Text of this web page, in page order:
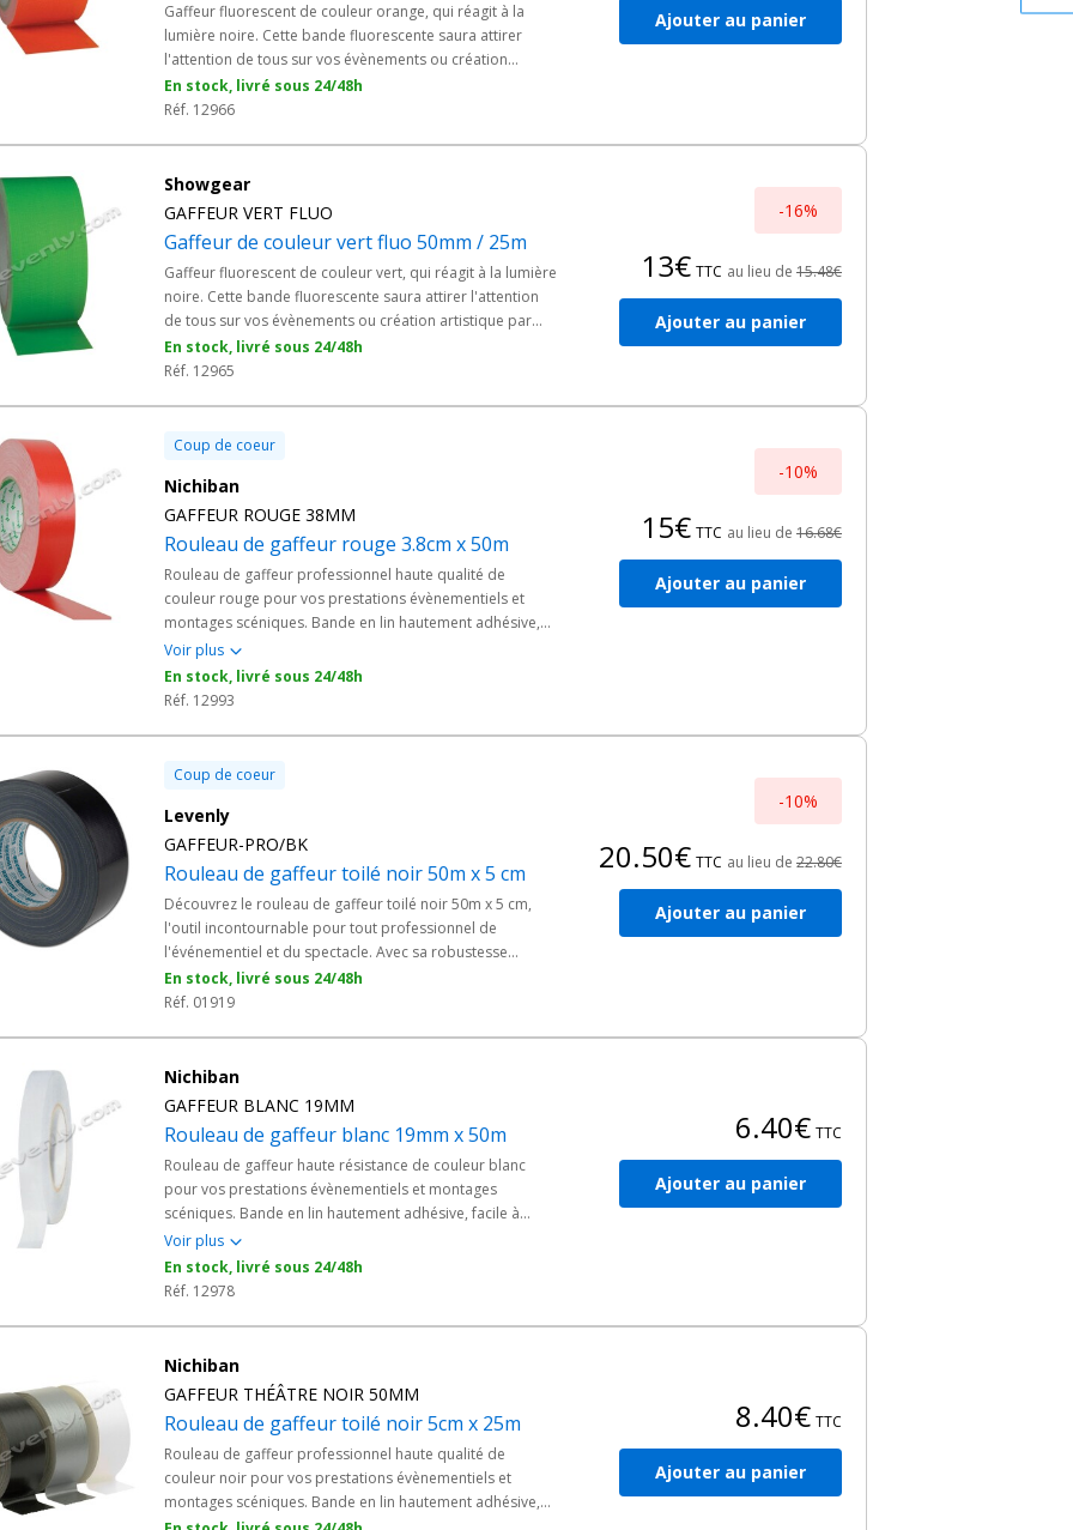
Gaffeur fluorescent de couleur orange, qui réagit à la
lumière noire. Cette bande fluorescente saura attirer
l'attention de tous sur vos évènements ou création
artistique par exemple. - Idéale pour la décoration ou
pour indiquer des lieux dans les studios, sur scène ou
En stock, livré sous 24/48h
Réf. 12966
Ajouter au panier
Showgear
GAFFEUR VERT FLUO
Gaffeur de couleur vert fluo 50mm / 25m
Gaffeur fluorescent de couleur vert, qui réagit à la lumière
noire. Cette bande fluorescente saura attirer l'attention
de tous sur vos évènements ou création artistique par
exemple. - Idéale pour la décoration ou pour indiquer
des lieux dans les studios, sur scène ou dans les halls.
En stock, livré sous 24/48h
Réf. 12965
-16%
13€ TTC au lieu de 15.48€
Ajouter au panier
Coup de coeur
Nichiban
GAFFEUR ROUGE 38MM
Rouleau de gaffeur rouge 3.8cm x 50m
Rouleau de gaffeur professionnel haute qualité de
couleur rouge pour vos prestations évènementiels et
montages scéniques. Bande en lin hautement adhésive,
facile à découper et ne laissant aucun résidus. - Conçue
spécialement pour une utilisation pro…
Voir plus
En stock, livré sous 24/48h
Réf. 12993
-10%
15€ TTC au lieu de 16.68€
Ajouter au panier
Coup de coeur
Levenly
GAFFEUR-PRO/BK
Rouleau de gaffeur toilé noir 50m x 5 cm
Découvrez le rouleau de gaffeur toilé noir 50m x 5 cm,
l'outil incontournable pour tout professionnel de
l'événementiel et du spectacle. Avec sa robustesse
exceptionnelle et sa polyvalence, ce ruban adhésif de
qualité supérieure garantit une fixation solide et discrète,
réparations d'urgence, il est le compagnon idéal pour
des événements réussis et sans souci. - Rouleau de
coton extrudé
En stock, livré sous 24/48h
Réf. 01919
-10%
20.50€ TTC au lieu de 22.80€
Ajouter au panier
Nichiban
GAFFEUR BLANC 19MM
Rouleau de gaffeur blanc 19mm x 50m
Rouleau de gaffeur haute résistance de couleur blanc
pour vos prestations évènementiels et montages
scéniques. Bande en lin hautement adhésive, facile à
découper et ne laissant aucun résidus. - Conçue
spécialement pour une utilisation professionnell…
Voir plus
En stock, livré sous 24/48h
Réf. 12978
6.40€ TTC
Ajouter au panier
Nichiban
GAFFEUR THÉÂTRE NOIR 50MM
Rouleau de gaffeur toilé noir 5cm x 25m
Rouleau de gaffeur professionnel haute qualité de
couleur noir pour vos prestations évènementiels et
montages scéniques. Bande en lin hautement adhésive,
facile à découper et ne laissant aucun résidus. - Conçue
8.40€ TTC
Ajouter au panier